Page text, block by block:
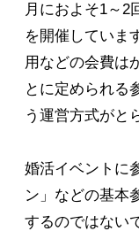
月におよそ1～2
を開催していま
用などの会費は
とに定められる
う運営方式がと
婚活イベントに
ン」などの基本
するのではない